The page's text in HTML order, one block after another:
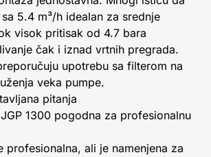
5.4 m³/h idealan za srednje
visok pritisak od 4.7 bara
čak i iznad vrtnih pregrada.
upotrebu sa filterom na
veka pumpe.
pitanja
1300 pogodna za profesionalnu
profesionalna, ali je namenjena za